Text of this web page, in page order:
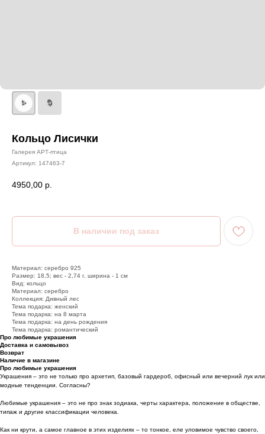
Кольцо Лисички
Галерея АРТ-птица
Артикул: 147463-7
4950,00 р.
Материал: серебро 925
Размер: 18,5; вес - 2,74 г, ширина - 1 см
Вид: кольцо
Материал: серебро
Коллекция: Дивный лес
Тема подарка: женский
Тема подарка: на 8 марта
Тема подарка: на день рождения
Тема подарка: романтический
Про любимые украшения
Доставка и самовывоз
Возврат
Наличие в магазине
Про любимые украшения
Украшения – это не только про архетип, базовый гардероб, офисный или вечерний лук или
модные тенденции. Согласны?
Любимые украшения – это не про знак зодиака, черты характера, положение в обществе,
типаж и другие классификации человека.
Как ни крути, а самое главное в этих изделиях – то тонкое, еле уловимое чувство своего,